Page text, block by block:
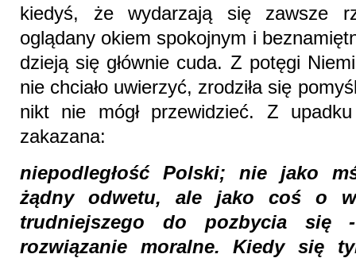
kiedyś, że wydarzają się zawsze
oglądany okiem spokojnym i
dzieją się głównie cuda. Z potęgi
nie chciało uwierzyć, zrodziła się
nikt nie mógł przewidzieć. Z
zakazana:
niepodległość Polski; nie jako
żądny odwetu, ale jako coś o
trudniejszego do pozbycia się
rozwiązanie moralne. Kiedy się